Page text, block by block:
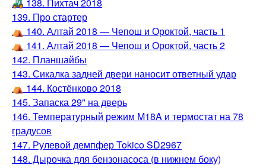
139. Про стартер
⛺️ 140. Алтай 2018 — Чепош и Ороктой, часть 1
⛺️ 141. Алтай 2018 — Чепош и Ороктой, часть 2
142. Планшайбы
143. Сикалка задней двери наносит ответный удар
⛺️ 144. Костёнково 2018
145. Запаска 29" на дверь
146. Температурный режим M18A и термостат на 78
градусов
147. Рулевой демпфер Tokico SD2967
148. Дырочка для бензонасоса (в нижнем боку)